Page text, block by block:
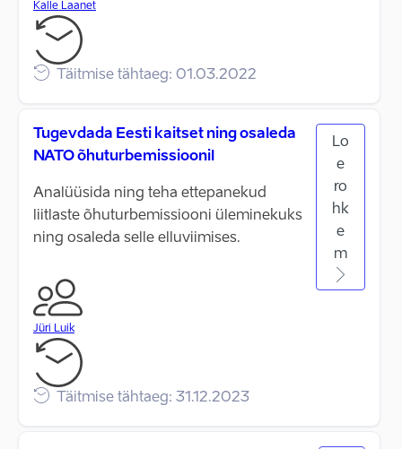
Kalle Laanet
Täitmise tähtaeg: 01.03.2022
Tugevdada Eesti kaitset ning osaleda
NATO õhuturbemissioonil
Analüüsida ning teha ettepanekud
liitlaste õhuturbemissiooni üleminekuks
ning osaleda selle elluviimises.
Jüri Luik
Täitmise tähtaeg: 31.12.2023
Lo
e
ro
hk
e
m